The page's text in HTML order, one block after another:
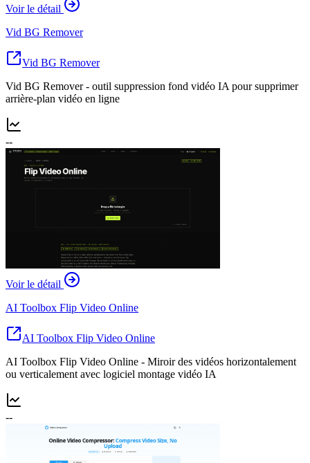
Voir le détail
Vid BG Remover
Vid BG Remover
Vid BG Remover - outil suppression fond vidéo IA pour supprimer
arrière-plan vidéo en ligne
--
Voir le détail
AI Toolbox Flip Video Online
AI Toolbox Flip Video Online
AI Toolbox Flip Video Online - Miroir des vidéos horizontalement
ou verticalement avec logiciel montage vidéo IA
--